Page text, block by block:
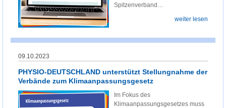
Spitzenverband…
weiter lesen
09.10.2023
PHYSIO-DEUTSCHLAND unterstützt Stellungnahme der
Verbände zum Klimaanpassungsgesetz
Im Fokus des
Klimaanpassungsgesetzes muss